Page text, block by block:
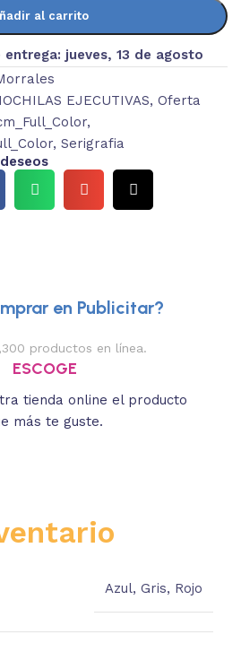
al carrito
entrega: jueves, 13 de agosto
EJECUTIVAS, Oferta
,
, Serigrafia
en Publicitar?
productos en línea.
ESCOGE
tienda online el producto
más te guste.
Azul,Gris, Rojo